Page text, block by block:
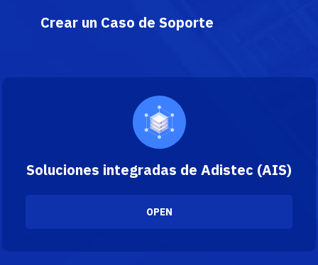
Crear un Caso de Soporte
Soluciones integradas de Adistec (AIS)
OPEN